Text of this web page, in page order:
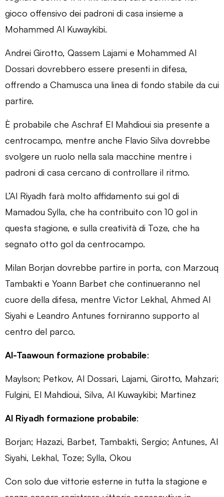
gioco offensivo dei padroni di casa insieme a
Mohammed Al Kuwaykibi.
Andrei Girotto, Qassem Lajami e Mohammed Al
Dossari dovrebbero essere presenti in difesa,
offrendo a Chamusca una linea di fondo stabile da cui
partire.
È probabile che Aschraf El Mahdioui sia presente a
centrocampo, mentre anche Flavio Silva dovrebbe
svolgere un ruolo nella sala macchine mentre i
padroni di casa cercano di controllare il ritmo.
L’Al Riyadh farà molto affidamento sui gol di
Mamadou Sylla, che ha contribuito con 10 gol in
questa stagione, e sulla creatività di Toze, che ha
segnato otto gol da centrocampo.
Milan Borjan dovrebbe partire in porta, con Marzouq
Tambakti e Yoann Barbet che continueranno nel
cuore della difesa, mentre Victor Lekhal, Ahmed Al
Siyahi e Leandro Antunes forniranno supporto al
centro del parco.
Al-Taawoun formazione probabile:
Maylson; Petkov, Al Dossari, Lajami, Girotto, Mahzari;
Fulgini, El Mahdioui, Silva, Al Kuwaykibi; Martinez
Al Riyadh formazione probabile:
Borjan; Hazazi, Barbet, Tambakti, Sergio; Antunes, Al
Siyahi, Lekhal, Toze; Sylla, Okou
Con solo due vittorie esterne in tutta la stagione e